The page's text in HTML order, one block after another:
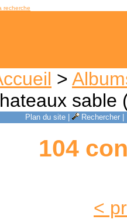
recherche
>
sable
Plan du site| Rechercher|
104
<